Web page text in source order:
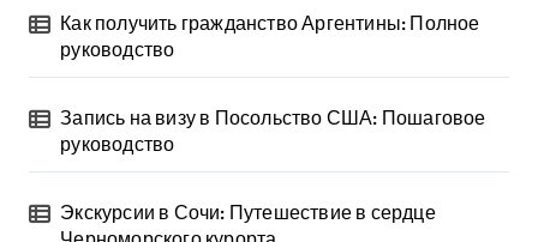
Как получить гражданство Аргентины: Полное
руководство
Запись на визу в Посольство США: Пошаговое
руководство
Экскурсии в Сочи: Путешествие в сердце